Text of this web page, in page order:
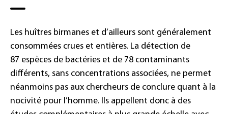
Les huîtres birmanes et d’ailleurs sont généralement
consommées crues et entières. La détection de
87 espèces de bactéries et de 78 contaminants
différents, sans concentrations associées, ne permet
néanmoins pas aux chercheurs de conclure quant à la
nocivité pour l’homme. Ils appellent donc à des